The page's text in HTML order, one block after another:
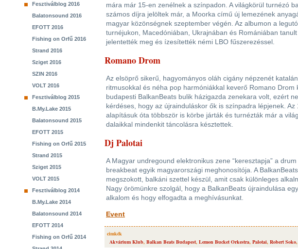
Fesztiválblog 2016
Balatonsound 2016
EFOTT 2016
Fishing on Orfű 2016
Strand 2016
Sziget 2016
SZIN 2016
VOLT 2016
Fesztiválblog 2015
B.My.Lake 2015
Balatonsound 2015
EFOTT 2015
Fishing on Orfű 2015
Strand 2015
Sziget 2015
VOLT 2015
Fesztiválblog 2014
B.My.Lake 2014
Balatonsound 2014
EFOTT 2014
Fishing on Orfű 2014
mára már 15-en zenélnek a színpadon. A világkörül turnézó
számos díjra jelöltek már, a Moorka című új lemezének
magyar közönségnek szeptember végén. Az albumon a
turnéjukon, Macedóniában, Ukrajnában és Romániában
jelentették meg és ízesítették némi LBO fűszerezéssel.
Romano Drom
Az elsöprő sikerű, hagyományos oláh cigány népzenét
ritmusokkal és néha pop harmóniákkal keverő Romano Drom
budapesti BalkanBeats bulik házigazda zenekara volt, ezért
kérdéses, hogy az újrainduláskor ők is színpadra lépjenek. Az
alapításuk óta többször is körbe járták és turnézták már a
dalaikkal mindenkit táncolásra késztettek.
Dj Palotai
A Magyar undregound elektronikus zene “keresztapja” a
breakbeat egyik magyarországi meghonosítója. A
megszokott, balkáni szettel készül, amit csak különleges
Nagy örömünkre szolgál, hogy a BalkanBeats újraindulása
alkalom és hogy elfogadta a meghívásunkat.
Event
cimkék
Akvárium Klub, Balkan Beats Budapest, Lemon Bucket Orkestra, Palotai, Robert Soko,